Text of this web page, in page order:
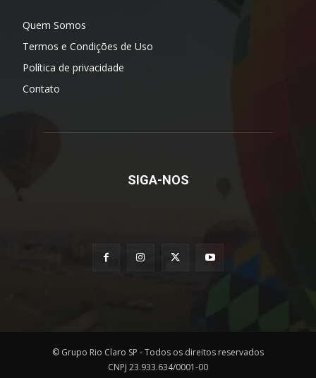
Quem Somos
Termos e Condições de Uso
Política de privacidade
Contato
SIGA-NOS
© Grupo Rio Claro SP - Todos os direitos reservados
CNPJ 23.933.634/0001-00